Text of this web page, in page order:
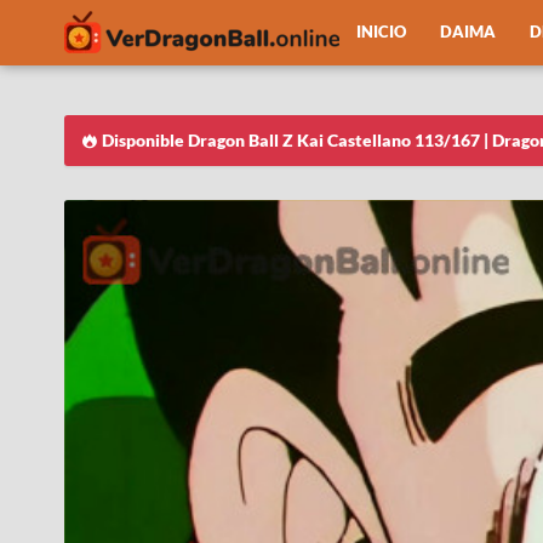
INICIO DAIMA
Disponible Dragon Ball Z Kai Castellano 113/167 |